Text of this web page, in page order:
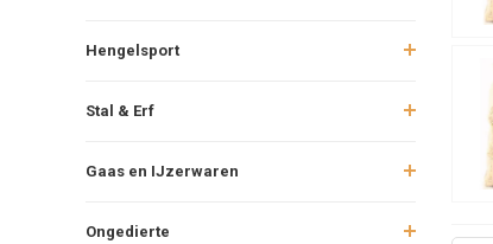
Hengelsport
Stal & Erf
Gaas en IJzerwaren
Ongedierte